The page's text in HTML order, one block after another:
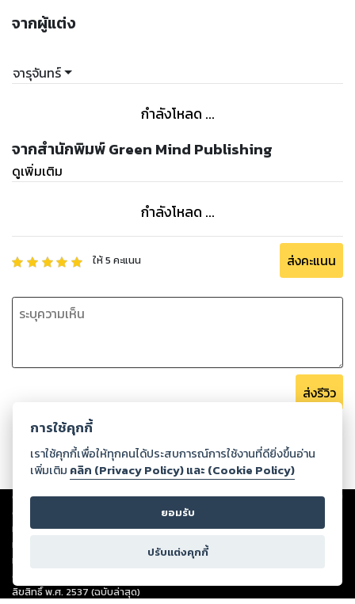
“เจ้าเป็นของข้า นลิน ข้าเรียกชื่อเจ้าถูกต้องใช่หรือไม่” พระสุรเสียง
“ฉันไปเป็นของคุณตั้งแต่เมื่อไหร่กัน” นลินแย้งโดยไม่กล้าสู้ดวงตา
สีอำพันที่กำลังเต้นระริก
“ข้าเป็นคนสร้างเจ้าขึ้นมา โฮมูนคูลัสของข้า” เสียงกลั้วหัวเราะ
“โฮมูนคูลัสอีกแล้ว คุณนี่...ถ้าจะเพี้ยน” หญิงสาวไม่กล้าว่าเขาบ้า
กลัวจะถูกคนบ้าบีบคอ
“เจ้าช่าง...งดงามไร้ที่ติ ดูนี่สิ องค์สุริยเทพประทานพร ช่วยให้ข้าทำ
สำเร็จ” บอกพลางชี้ที่ต้นแขนขวาของเธอ
และในที่สุดก็ต้องเสนอเรือนร่างให้เจ้าชายเชยชมโดยไม่รู้ตัว และ
จำไม่ได้ว่าเกิดอะไรขึ้นกับตนเอง
จากผู้แต่ง
จารุจันทร์
กำลังโหลด ...
จากสำนักพิมพ์ Green Mind Publishing
ดูเพิ่มเติม
กำลังโหลด ...
ให้5 คะแนน ส่งคะแนน
ส่งรีวิว
Copyright ©2026Storylog Co., Ltd. - สตอรี่ล็อกขอสงวนสิทธิ์ไม่รับผิดชอบ
ต่อผลงานหรือเนื้อหาใดที่อัปโหลดผ่านเว็บไซต์และปรากฏว่าละเมิดสิทธิใน
ทรัพย์สินทางปัญญาของบุคคลอื่นหรือขัดต่อกฎหมายและศีลธรรม ดังนั้น ผู้อ่าน
ทุกท่านโปรดใช้วิจารณญาณในการกลั่นกรองด้วยตนเอง และหากท่านพบว่าส่วน
หนึ่งส่วนใดขัดต่อกฎหมายและศีลธรรม กรุณาแจ้งมายังบริษัท เพื่อทีมงานจะได้
ดำเนินการในทันที ทั้งนี้ ทางสตอรี่ล็อกขอสงวนลิขสิทธิ์ตามพระราชบัญญัติ
ลิขสิทธิ์ พ.ศ. 2537 (ฉบับล่าสุด)
การใช้คุกกี้
เราใช้คุกกี้เพื่อให้ทุกคนได้ประสบการณ์การใช้งานที่ดียิ่งขึ้นอ่าน
เพิ่มเติม คลิก (Privacy Policy) และ (Cookie Policy)
ยอมรับ
ปรับแต่งคุกกี้